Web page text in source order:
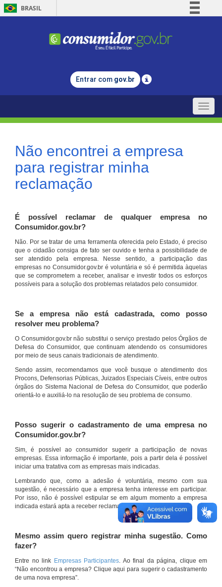
BRASIL
Comunica BR
Legislação
Entrar com gov.br
Toggle
Não encontrei a empresa
para registrar minha
reclamação
É possível reclamar de qualquer empresa no
Consumidor.gov.br?
Não. Por se tratar de uma ferramenta oferecida pelo Estado, é preciso
que o cidadão consiga de fato ser ouvido e tenha a possibilidade de
ser atendido pela empresa. Nesse sentido, a participação das
empresas no Consumidor.gov.br é voluntária e só é permitida àquelas
que se comprometem a receber, analisar e investir todos os esforços
possíveis para a solução dos problemas relatados pelo consumidor.
Se a empresa não está cadastrada, como posso
resolver meu problema?
O Consumidor.gov.br não substitui o serviço prestado pelos Órgãos de
Defesa do Consumidor, que continuam atendendo os consumidores
por meio de seus canais tradicionais de atendimento.
Sendo assim, recomendamos que você busque o atendimento dos
Procons, Defensorias Públicas, Juizados Especiais Cíveis, entre outros
órgãos do Sistema Nacional de Defesa do Consumidor, que poderão
orientá-lo e auxiliá-lo na resolução de seu problema de consumo.
Posso sugerir o cadastramento de uma empresa no
Consumidor.gov.br?
Sim, é possível ao consumidor sugerir a participação de novas
empresas. Essa informação é importante, pois a partir dela é possível
iniciar uma tratativa com as empresas mais indicadas.
Lembrando que, como a adesão é voluntária, mesmo com sua
sugestão, é necessário que a empresa tenha interesse em participar.
Por isso, não é possível estipular se em algum momento a empresa
indicada estará apta a receber reclamações por meio do site.
Mesmo assim quero registrar minha sugestão. Como
fazer?
Entre no link Empresas Participantes. Ao final da página, clique em
“Não encontrou a empresa? Clique aqui para sugerir o cadastramento
de uma nova empresa”.